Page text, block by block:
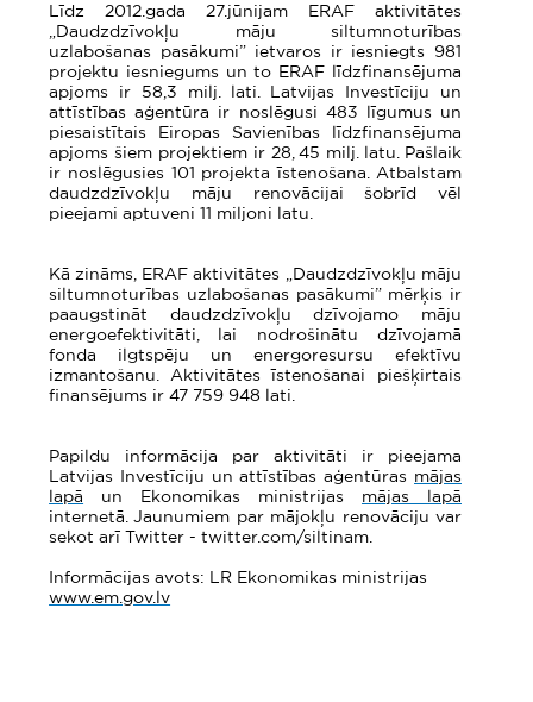
Līdz 2012.gada 27.jūnijam ERAF aktivitātes
„Daudzdzīvokļu māju siltumnoturības
uzlabošanas pasākumi” ietvaros ir iesniegts 981
projektu iesniegums un to ERAF līdzfinansējuma
apjoms ir 58,3 milj. lati. Latvijas Investīciju un
attīstības aģentūra ir noslēgusi 483 līgumus un
piesaistītais Eiropas Savienības līdzfinansējuma
apjoms šiem projektiem ir 28, 45 milj. latu. Pašlaik
ir noslēgusies 101 projekta īstenošana. Atbalstam
daudzdzīvokļu māju renovācijai šobrīd vēl
pieejami aptuveni 11 miljoni latu.
Kā zināms, ERAF aktivitātes „Daudzdzīvokļu māju
siltumnoturības uzlabošanas pasākumi” mērķis ir
paaugstināt daudzdzīvokļu dzīvojamo māju
energoefektivitāti, lai nodrošinātu dzīvojamā
fonda ilgtspēju un energoresursu efektīvu
izmantošanu. Aktivitātes īstenošanai piešķirtais
finansējums ir 47 759 948 lati.
Papildu informācija par aktivitāti ir pieejama
Latvijas Investīciju un attīstības aģentūras mājas
lapā un Ekonomikas ministrijas mājas lapā
internetā. Jaunumiem par mājokļu renovāciju var
sekot arī Twitter - twitter.com/siltinam.
Informācijas avots: LR Ekonomikas ministrijas
www.em.gov.lv